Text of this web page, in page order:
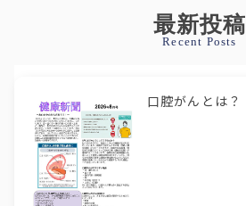
最新投稿
Recent Posts
口腔がんとは？